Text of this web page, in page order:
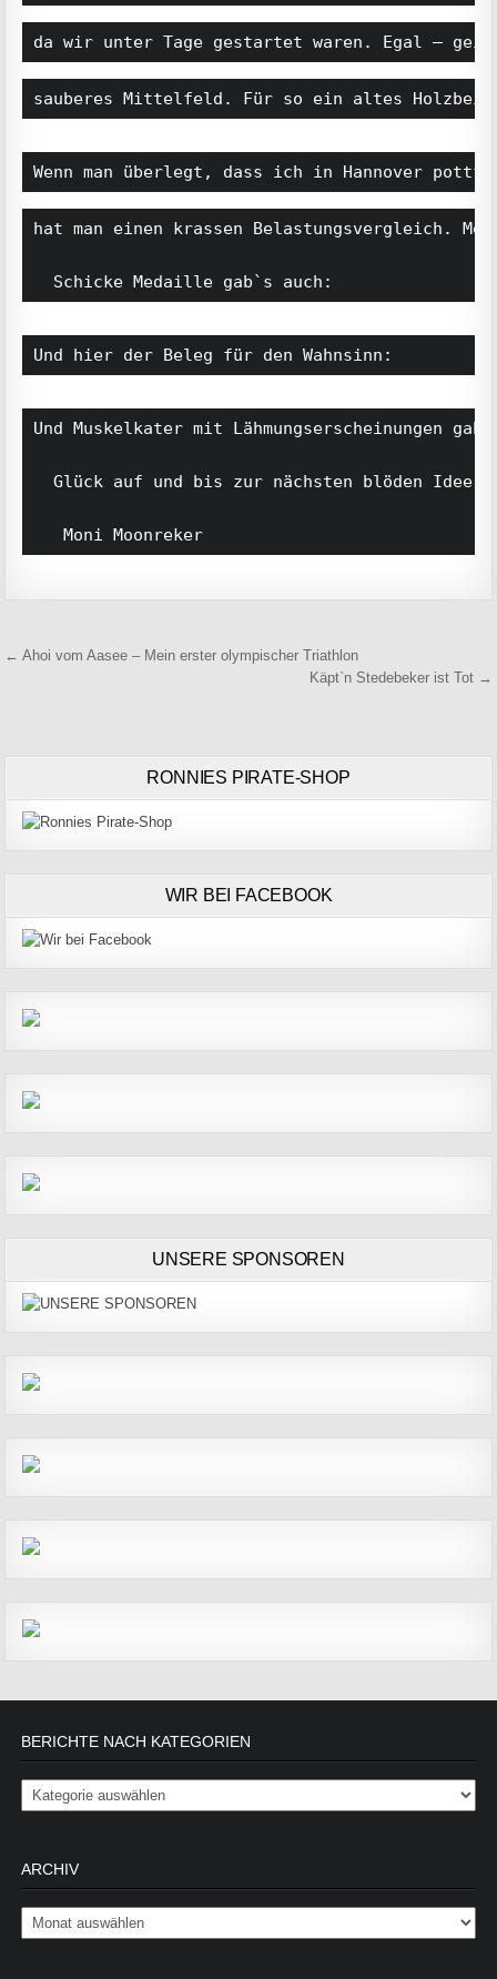
da wir unter Tage gestartet waren. Egal –
sauberes Mittelfeld. Für so ein altes Holzbein
Wenn man überlegt, dass ich in Hannover
hat man einen krassen Belastungsvergleich.
	Schicke Medaille gab`s auch:
Und hier der Beleg für den Wahnsinn:
Und Muskelkater mit Lähmungserscheinungen
	Glück auf und bis zur nächsten blöden Idee von mir.
	 Moni Moonreker
Beitragsnavigation
← Ahoi vom Aasee – Mein erster olympischer Triathlon
Käpt`n Stedebeker ist Tot →
RONNIES PIRATE-SHOP
WIR BEI FACEBOOK
UNSERE SPONSOREN
BERICHTE NACH KATEGORIEN
Berichte nach Kategorien
ARCHIV
Archiv